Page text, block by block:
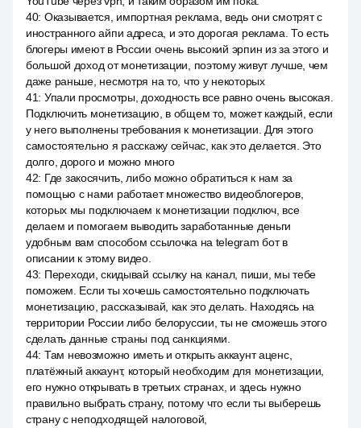
40: Оказывается, импортная реклама, ведь они смотрят с
иностранного айпи адреса, и это дорогая реклама. То есть
блогеры имеют в России очень высокий эрпин из за этого и
большой доход от монетизации, поэтому живут лучше, чем
даже раньше, несмотря на то, что у некоторых
41: Упали просмотры, доходность все равно очень высокая.
Подключить монетизацию, в общем то, может каждый, если
у него выполнены требования к монетизации. Для этого
самостоятельно я расскажу сейчас, как это делается. Это
долго, дорого и можно много
42: Где закосячить, либо можно обратиться к нам за
помощью с нами работает множество видеоблогеров,
которых мы подключаем к монетизации подключ, все
делаем и помогаем выводить заработанные деньги
удобным вам способом ссылочка на telegram бот в
описании к этому видео.
43: Переходи, скидывай ссылку на канал, пиши, мы тебе
поможем. Если ты хочешь самостоятельно подключать
монетизацию, рассказывай, как это делать. Находясь на
территории России либо белоруссии, ты не сможешь этого
сделать данные страны под санкциями.
44: Там невозможно иметь и открыть аккаунт аценс,
платёжный аккаунт, который необходим для монетизации,
его нужно открывать в третьих странах, и здесь нужно
правильно выбрать страну, потому что если ты выберешь
страну с неподходящей налоговой,